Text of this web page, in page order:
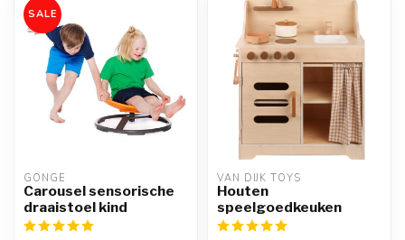
SALE
GONGE
Carousel sensorische
draaistoel kind
VAN DIJK TOYS
Houten
speelgoedkeuken